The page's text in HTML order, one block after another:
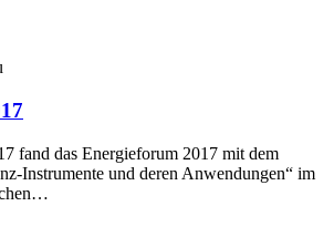
fand das Energieforum 2017 mit dem
Instrumente und deren Anwendungen“ im